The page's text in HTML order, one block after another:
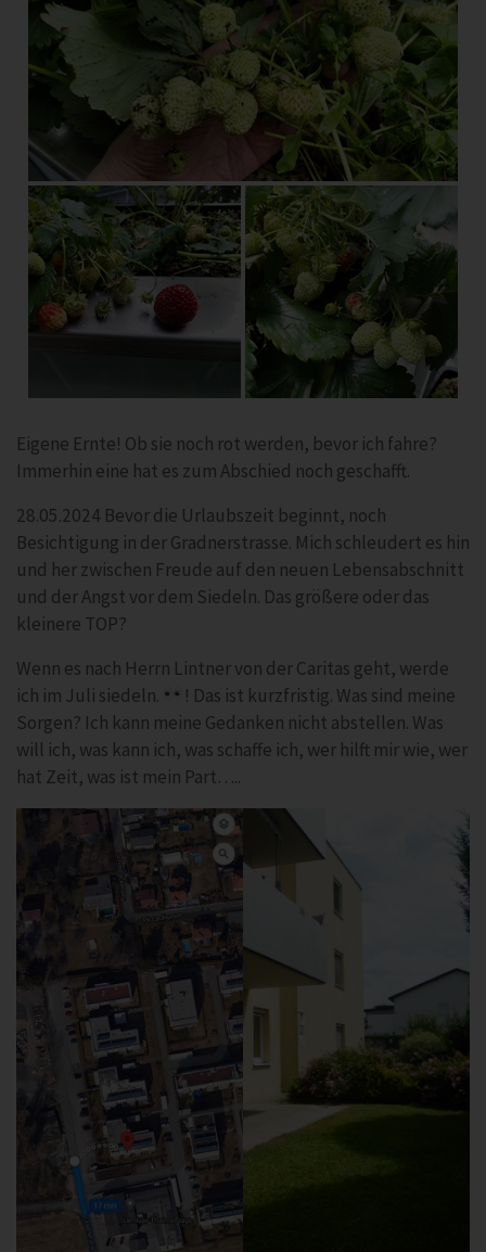
Eigene Ernte! Ob sie noch rot werden, bevor ich fahre?
Immerhin eine hat es zum Abschied noch geschafft.
28.05.2024 Bevor die Urlaubszeit beginnt, noch
Besichtigung in der Gradnerstrasse. Mich schleudert es hin
und her zwischen Freude auf den neuen Lebensabschnitt
und der Angst vor dem Siedeln. Das größere oder das
kleinere TOP?
Wenn es nach Herrn Lintner von der Caritas geht, werde
ich im Juli siedeln.
! Das ist kurzfristig. Was sind meine
Sorgen? Ich kann meine Gedanken nicht abstellen. Was
will ich, was kann ich, was schaffe ich, wer hilft mir wie, wer
hat Zeit, was ist mein Part…..